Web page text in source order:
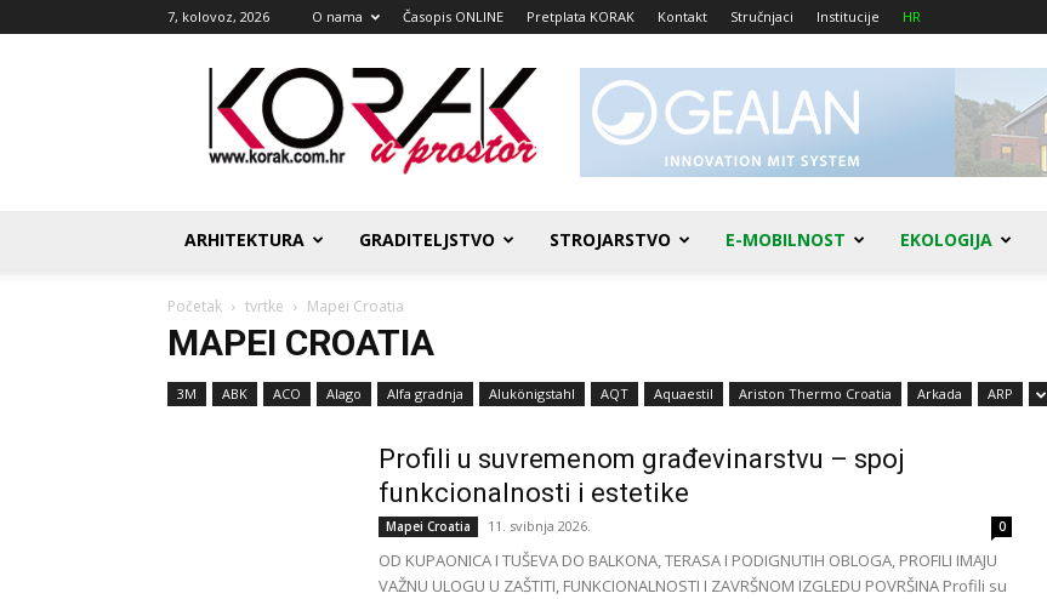
7, kolovoz, 2026 O nama Časopis ONLINE Pretplata KORAK Kontakt Stručnjaci Institucije HR
Korak
u
prostor
ARHITEKTURA GRADITELJSTVO STROJARSTVO E-MOBILNOST EKOLOGIJA
Početak tvrtke Mapei Croatia
MAPEI CROATIA
3M ABK ACO Alago Alfa gradnja Alukönigstahl AQT Aquaestil Ariston Thermo Croatia Arkada ARP
Profili u suvremenom građevinarstvu – spoj
funkcionalnosti i estetike
Mapei Croatia 11. svibnja 2026. 0
OD KUPAONICA I TUŠEVA DO BALKONA, TERASA I PODIGNUTIH OBLOGA, PROFILI IMAJU
VAŽNU ULOGU U ZAŠTITI, FUNKCIONALNOSTI I ZAVRŠNOM IZGLEDU POVRŠINA Profili su